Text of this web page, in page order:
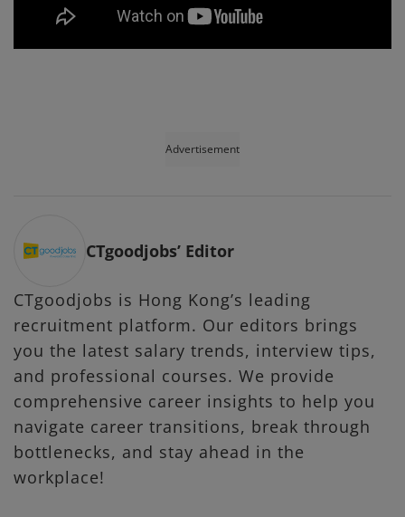
Advertisement
CTgoodjobs’ Editor
CTgoodjobs is Hong Kong’s leading
recruitment platform. Our editors brings
you the latest salary trends, interview tips,
and professional courses. We provide
comprehensive career insights to help you
navigate career transitions, break through
bottlenecks, and stay ahead in the
workplace!